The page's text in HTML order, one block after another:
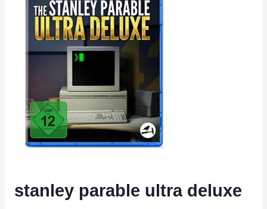
stanley parable ultra deluxe